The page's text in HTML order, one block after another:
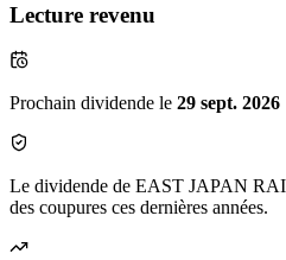
Lecture revenu
Prochain dividende le 29 sept. 2026
Le dividende de EAST JAPAN
des coupures ces dernières années.